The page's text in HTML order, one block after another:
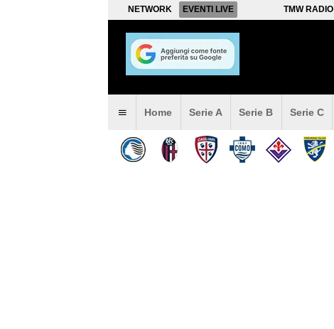
NETWORK EVENTI LIVE TMW RADIO
Home Serie A Serie B Serie C